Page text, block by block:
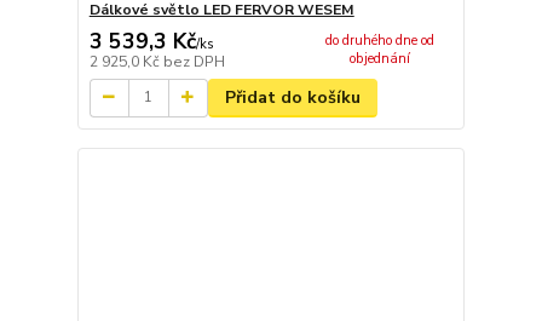
Dálkové světlo LED FERVOR WESEM
3 539,3 Kč/ks
2 925,0 Kč bez DPH
do druhého dne od
objednání
Přidat do košíku